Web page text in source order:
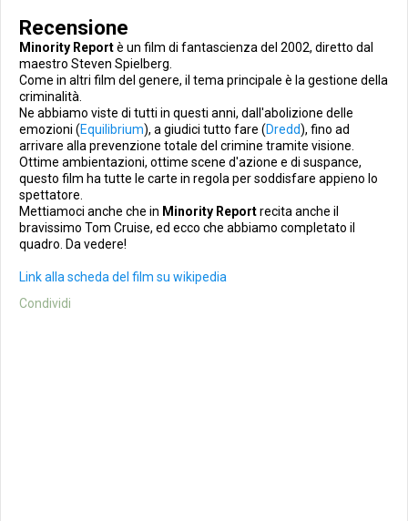
Recensione
Minority Reportè un film di fantascienza del 2002, diretto dal
maestro Steven Spielberg.
Come in altri film del genere, il tema principale è la gestione della
criminalità.
Ne abbiamo viste di tutti in questi anni, dall'abolizione delle
emozioni (Equilibrium), a giudici tutto fare (Dredd), fino ad
arrivare alla prevenzione totale del crimine tramite visione.
Ottime ambientazioni, ottime scene d'azione e di suspance,
questo film ha tutte le carte in regola per soddisfare appieno lo
spettatore.
Mettiamoci anche che in Minority Reportrecita anche il
bravissimo Tom Cruise, ed ecco che abbiamo completato il
quadro. Da vedere!
Link alla scheda del film su wikipedia
Condividi